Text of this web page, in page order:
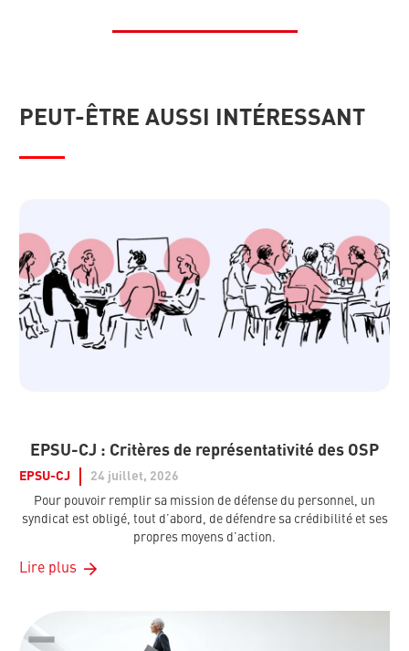
PEUT-ÊTRE AUSSI INTÉRESSANT
EPSU-CJ : Critères de représentativité des OSP
EPSU-CJ
24 juillet, 2026
Pour pouvoir remplir sa mission de défense du personnel, un
syndicat est obligé, tout d’abord, de défendre sa crédibilité et ses
propres moyens d’action.
Lire plus